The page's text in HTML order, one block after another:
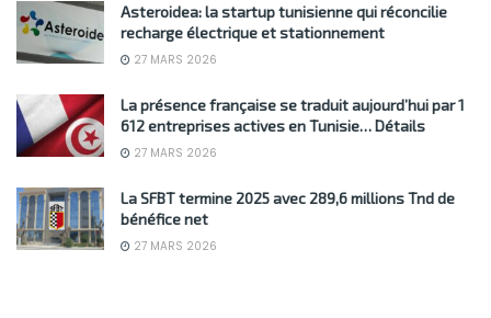
Asteroidea: la startup tunisienne qui réconcilie
recharge électrique et stationnement
27 MARS 2026
La présence française se traduit aujourd’hui par 1
612 entreprises actives en Tunisie… Détails
27 MARS 2026
La SFBT termine 2025 avec 289,6 millions Tnd de
bénéfice net
27 MARS 2026